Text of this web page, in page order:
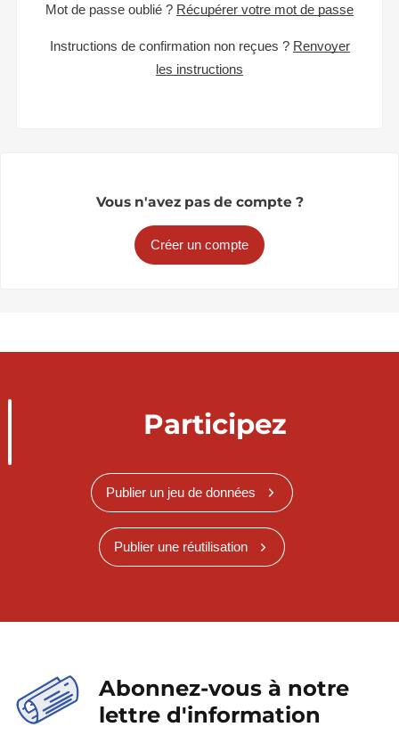
Mot de passe oublié ? Récupérer votre mot de passe
Instructions de confirmation non reçues ? Renvoyer
les instructions
Vous n'avez pas de compte ?
Créer un compte
Participez
Publier un jeu de données
Publier une réutilisation
Abonnez-vous à notre
lettre d'information